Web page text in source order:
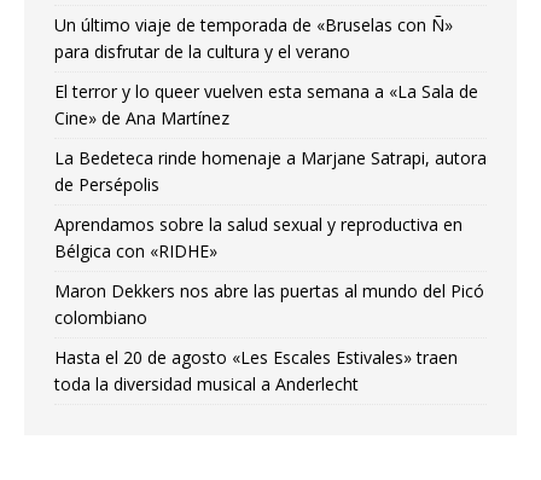
Un último viaje de temporada de «Bruselas con Ñ»
para disfrutar de la cultura y el verano
El terror y lo queer vuelven esta semana a «La Sala de
Cine» de Ana Martínez
La Bedeteca rinde homenaje a Marjane Satrapi, autora
de Persépolis
Aprendamos sobre la salud sexual y reproductiva en
Bélgica con «RIDHE»
Maron Dekkers nos abre las puertas al mundo del Picó
colombiano
Hasta el 20 de agosto «Les Escales Estivales» traen
toda la diversidad musical a Anderlecht